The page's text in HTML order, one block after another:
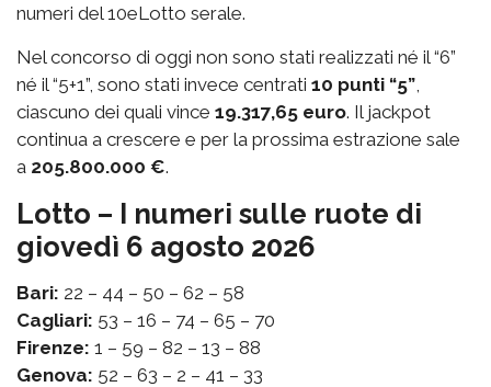
numeri del 10eLotto serale.
Nel concorso di oggi non sono stati realizzati né il “6”
né il “5+1”, sono stati invece centrati 10 punti “5”
ciascuno dei quali vince 19.317,65 euro. Il jackpot
continua a crescere e per la prossima estrazione sale
a 205.800.000 €.
Lotto – I numeri sulle ruote di
giovedì 6 agosto 2026
Bari: 22 – 44 – 50 – 62 – 58
Cagliari: 53 – 16 – 74 – 65 – 70
Firenze: 1 – 59 – 82 – 13 – 88
Genova: 52 – 63 – 2 – 41 – 33